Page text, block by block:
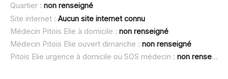
Quartier : non renseigné
Site internet : Aucun site internet connu
Médecin Pitois Elie à domicile : non renseigné
Médecin Pitois Elie ouvert dimanche : non renseigné
Pitois Elie urgence à domicile ou SOS médecin : non renseigné